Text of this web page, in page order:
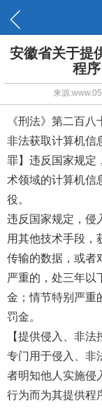
安徽省关于提
程
来源
《刑法》第二百
非法获取计算机信
罪】违反国家规定
术领域的计算机信
役。
违反国家规定，侵
用其他技术手段，
传输的数据，或者
严重的，处三年以
金；情节特别严重
罚金。
【提供侵入、非
专门用于侵入、非
者明知他人实施侵
行为而为其提供程